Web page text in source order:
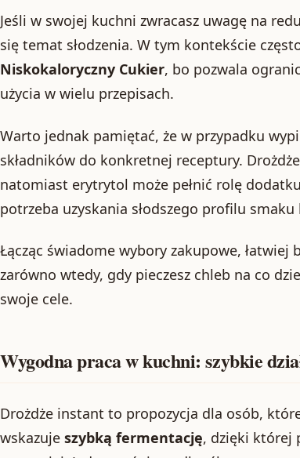
Jeśli w swojej kuchni zwracasz uwagę na
się temat słodzenia. W tym kontekście
Niskokaloryczny Cukier, bo pozwala
użycia w wielu przepisach.
Warto jednak pamiętać, że w przypadku
składników do konkretnej receptury.
natomiast erytrytol może pełnić rolę
potrzeba uzyskania słodszego profilu
Łącząc świadome wybory zakupowe, łatwiej
zarówno wtedy, gdy pieczesz chleb na co
swoje cele.
Wygodna praca w kuchni: szybkie
Drożdże instant to propozycja dla osób,
wskazuje szybką fermentację, dzięki której